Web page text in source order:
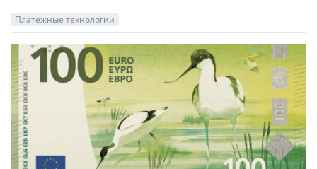
Платежные технологии